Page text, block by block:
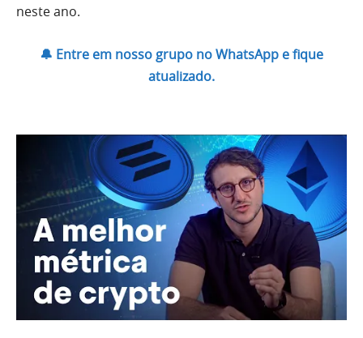
neste ano.
🔔 Entre em nosso grupo no WhatsApp e fique
atualizado.